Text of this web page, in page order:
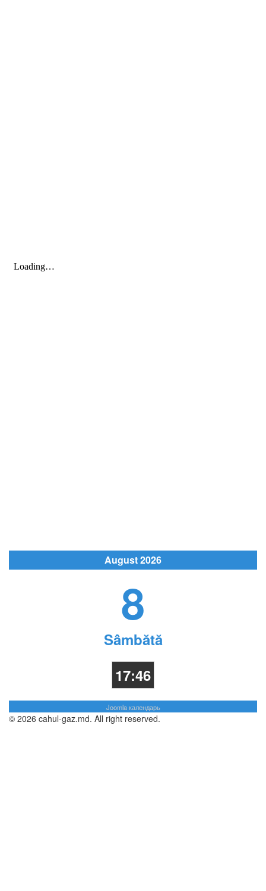
August 2026
8
Sâmbătă
17:46
Joomla календарь
© 2026 cahul-gaz.md. All right reserved.